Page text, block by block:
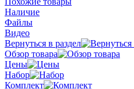
Наличие
Файлы
Видео
Вернуться в раздел
Обзор товара
Цены
Набор
Комплект